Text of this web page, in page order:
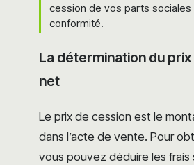
cession de vos parts sociales
conformité.
La détermination du
net
Le prix de cession est le
dans l’acte de vente. Pour
vous pouvez déduire les frais